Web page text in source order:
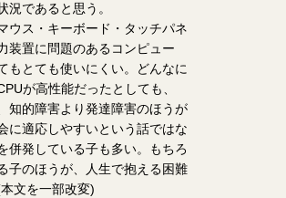
況であると思う。
ウス・キーボード・タッチパネ
装置に問題のあるコンピュー
もとても使いにくい。どんなに
が高性能だったとしても、
知的障害より発達障害のほうが
に適応しやすいという話ではな
併発している子も多い。もちろ
子のほうが、人生で抱える困難
文を一部改変)